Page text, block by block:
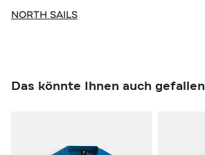
NORTH SAILS
Das könnte Ihnen auch gefallen